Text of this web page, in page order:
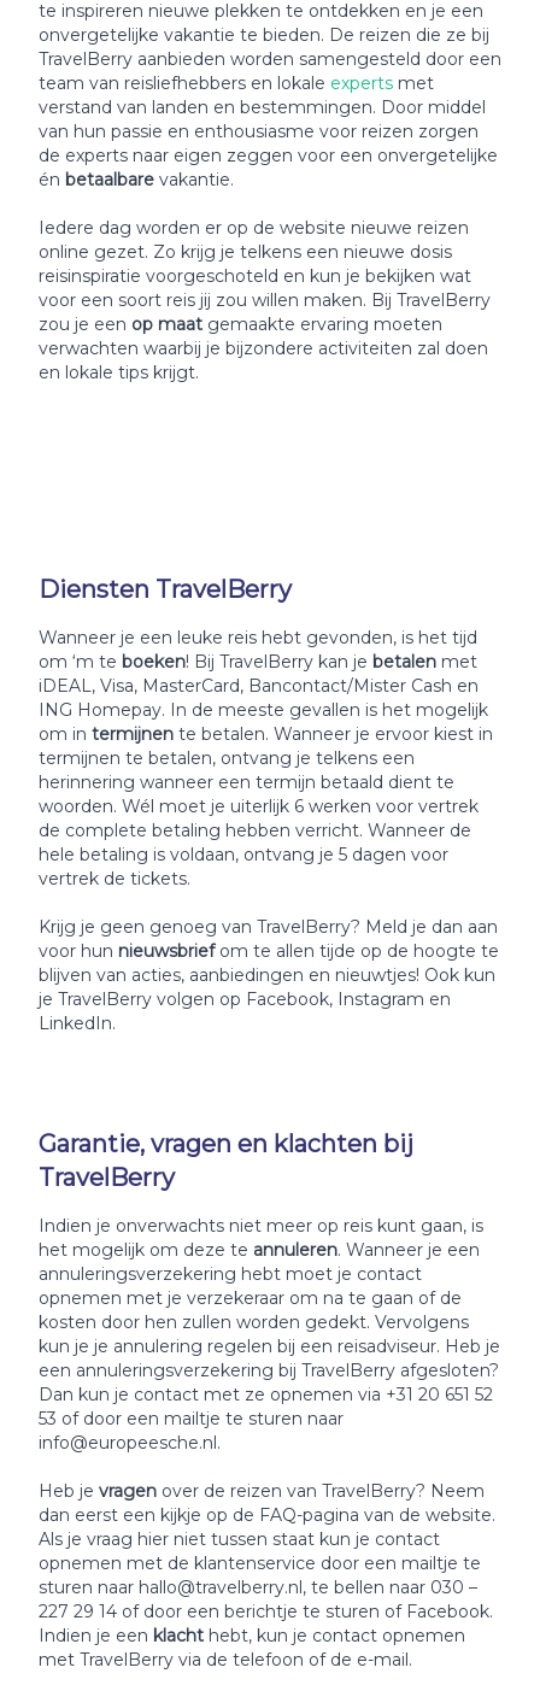
te inspireren nieuwe plekken te ontdekken en je een
onvergetelijke vakantie te bieden. De reizen die ze bij
TravelBerry aanbieden worden samengesteld door een
team van reisliefhebbers en lokale experts met
verstand van landen en bestemmingen. Door middel
van hun passie en enthousiasme voor reizen zorgen
de experts naar eigen zeggen voor een onvergetelijke
én betaalbare vakantie.
Iedere dag worden er op de website nieuwe reizen
online gezet. Zo krijg je telkens een nieuwe dosis
reisinspiratie voorgeschoteld en kun je bekijken wat
voor een soort reis jij zou willen maken. Bij TravelBerry
zou je een op maat gemaakte ervaring moeten
verwachten waarbij je bijzondere activiteiten zal doen
en lokale tips krijgt.
Diensten TravelBerry
Wanneer je een leuke reis hebt gevonden, is het tijd
om ‘m te boeken! Bij TravelBerry kan je betalen met
iDEAL, Visa, MasterCard, Bancontact/Mister Cash en
ING Homepay. In de meeste gevallen is het mogelijk
om in termijnen te betalen. Wanneer je ervoor kiest in
termijnen te betalen, ontvang je telkens een
herinnering wanneer een termijn betaald dient te
woorden. Wél moet je uiterlijk 6 werken voor vertrek
de complete betaling hebben verricht. Wanneer de
hele betaling is voldaan, ontvang je 5 dagen voor
vertrek de tickets.
Krijg je geen genoeg van TravelBerry? Meld je dan aan
voor hun nieuwsbrief om te allen tijde op de hoogte te
blijven van acties, aanbiedingen en nieuwtjes! Ook kun
je TravelBerry volgen op Facebook, Instagram en
LinkedIn.
Garantie, vragen en klachten bij
TravelBerry
Indien je onverwachts niet meer op reis kunt gaan, is
het mogelijk om deze te annuleren. Wanneer je een
annuleringsverzekering hebt moet je contact
opnemen met je verzekeraar om na te gaan of de
kosten door hen zullen worden gedekt. Vervolgens
kun je je annulering regelen bij een reisadviseur. Heb je
een annuleringsverzekering bij TravelBerry afgesloten?
Dan kun je contact met ze opnemen via +31 20 651 52
53 of door een mailtje te sturen naar
info@europeesche.nl.
Heb je vragen over de reizen van TravelBerry? Neem
dan eerst een kijkje op de FAQ-pagina van de website.
Als je vraag hier niet tussen staat kun je contact
opnemen met de klantenservice door een mailtje te
sturen naar hallo@travelberry.nl, te bellen naar 030 –
227 29 14 of door een berichtje te sturen of Facebook.
Indien je een klacht hebt, kun je contact opnemen
met TravelBerry via de telefoon of de e-mail.